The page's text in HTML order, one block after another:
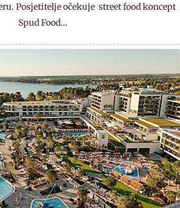
Posjetitelje očekuje street food koncept
Spud Food…